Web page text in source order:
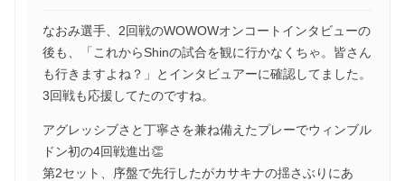
なおみ選手、2回戦のWOWOWオンコートインタビューの
後も、「これからShinの試合を観に行かなくちゃ。皆さん
も行きますよね？」とインタビュアーに確認してました。
3回戦も応援してたのですね。
アグレッシブさと丁寧さを兼ね備えたプレーでウィンブル
ドン初の4回戦進出👏
第2セット、序盤で先行したがカサキナの揺さぶりにあ